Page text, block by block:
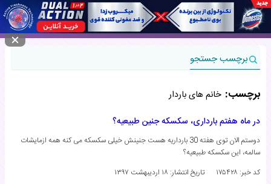
منوی سایت
برچسب جستجو
برچسب: خانم های باردار
در ماه هفتم بارداری، سکسکه جنین طبیعیه؟
دوستم الان توی هفته 30 بارداریه هست جنینش خیلی سکسکه می کنه همه ازمایشات
سالمه، این سکسکه طبیعیه؟
کد خبر: ۱۷۵۴۲۸
تاریخ انتشار: ۱۸ اردیبهشت ۱۳۹۷